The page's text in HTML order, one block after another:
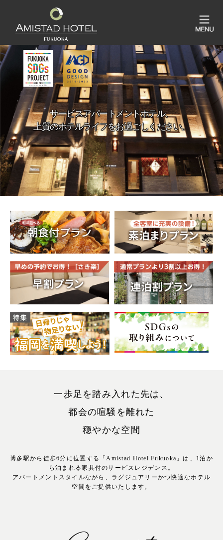
サービスアパートメントホテル、
上質のホテルライフをお過ごしください。
一歩足を踏み入れた先は、
都会の喧騒を離れた
穏やかな空間
博多駅から徒歩6分に位置する「Amistad Hotel Fukuoka」は、1泊か
ら泊まれる家具付のサービスレジデンス。
アパートメントスタイルながら、ラグジュアリーかつ快適なホテル
空間をご提供いたします。